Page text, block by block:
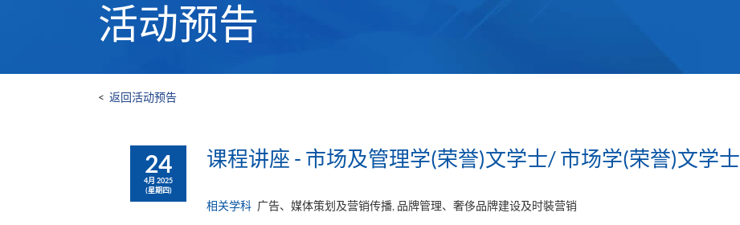
活动预告
< 返回活动预告
24
4月 2025
(星期四)
课程讲座 - 市场及管理学(荣誉)文学士/ 市场学(荣誉)文学士
相关学科 广告、媒体策划及营销传播, 品牌管理、奢侈品牌建设及时裝营销